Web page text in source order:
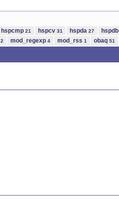
hspcmp 21 hspcv 31 hspda 27 hspdb
2 mod_regexp 4 mod_rss 1 obaq 51